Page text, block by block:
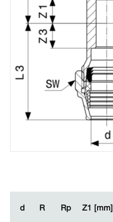
d R Rp Z1 [mm]
d R Rp Z1 [mm]